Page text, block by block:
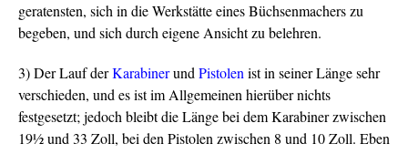
geratensten, sich in die Werkstätte eines Büchsenmachers zu
begeben, und sich durch eigene Ansicht zu belehren.
3) Der Lauf derKarabinerund Pistolen ist in seiner Länge sehr
verschieden, und es ist im Allgemeinen hierüber nichts
festgesetzt; jedoch bleibt die Länge bei dem Karabiner zwischen
19½ und 33 Zoll, bei den Pistolen zwischen 8 und 10 Zoll. Eben